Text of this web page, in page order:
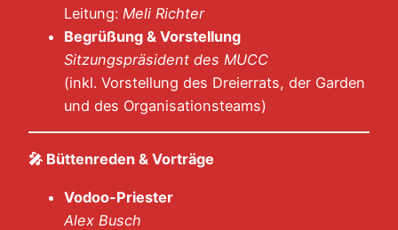
Leitung: Meli Richter
Begrüßung & Vorstellung
Sitzungspräsident des MUCC
(inkl. Vorstellung des Dreierrats, der Garden
und des Organisationsteams)
🎤 Büttenreden & Vorträge
Vodoo-Priester
Alex Busch